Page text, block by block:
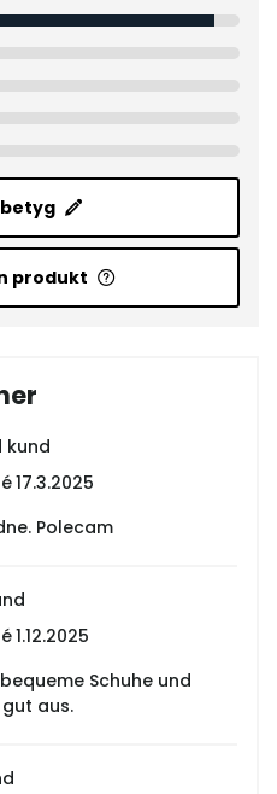
produkt
kund
17.3.2025
Polecam
1.12.2025
Schuhe und
aus.